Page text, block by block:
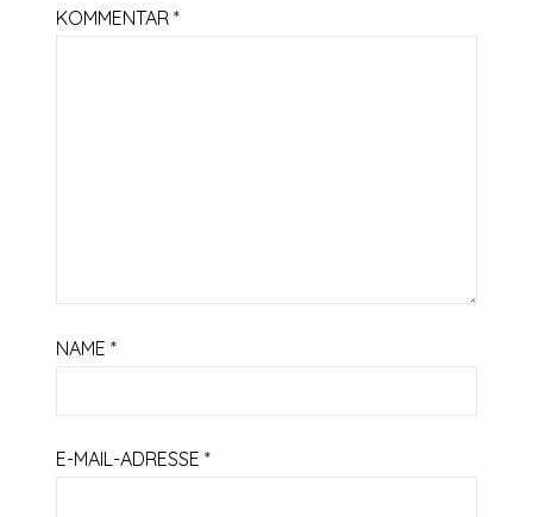
KOMMENTAR*
NAME*
E-MAIL-ADRESSE*